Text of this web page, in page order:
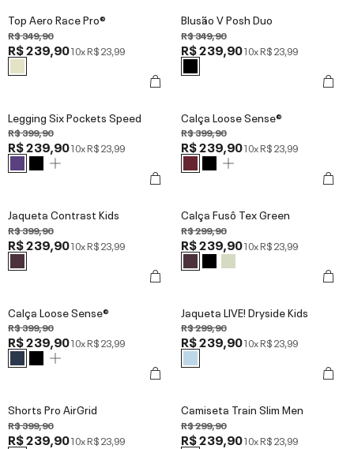
Top Aero Race Pro®
R$ 349,90
R$ 239,9010xR$ 23,99
Blusão V Posh Duo
R$ 349,90
R$ 239,9010xR$ 23,99
Legging Six Pockets Speed
R$ 399,90
R$ 239,9010xR$ 23,99
Calça Loose Sense®
R$ 399,90
R$ 239,9010xR$ 23,99
Jaqueta Contrast Kids
R$ 399,90
R$ 239,9010xR$ 23,99
Calça Fusô Tex Green
R$ 299,90
R$ 239,9010xR$ 23,99
Calça Loose Sense®
R$ 399,90
R$ 239,9010xR$ 23,99
Jaqueta LIVE! Dryside Kids
R$ 299,90
R$ 239,9010xR$ 23,99
Shorts Pro AirGrid
R$ 399,90
R$ 239,9010xR$ 23,99
Camiseta Train Slim Men
R$ 299,90
R$ 239,9010xR$ 23,99